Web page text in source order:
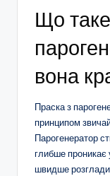
Що
вона
Праска з
принципом
Парогенератор
глибше
швидше